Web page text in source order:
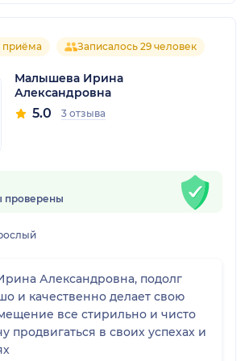
приёма Записалось 29 человек
Малышева Ирина
Александровна
5.0 3 отзыва
проверены
Александровна, подолг
и качественно делает свою
все стирильно и чисто
продвигаться в своих успехах и